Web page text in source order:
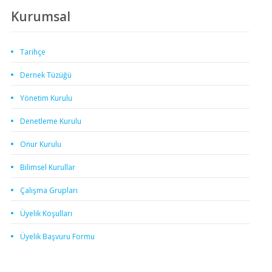
Kurumsal
Tarihçe
Dernek Tüzüğü
Yönetim Kurulu
Denetleme Kurulu
Onur Kurulu
Bilimsel Kurullar
Çalışma Grupları
Üyelik Koşulları
Üyelik Başvuru Formu